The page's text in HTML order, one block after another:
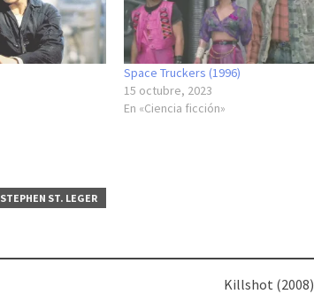
Space Truckers (1996)
15 octubre, 2023
En «Ciencia ficción»
STEPHEN ST. LEGER
Killshot (2008)